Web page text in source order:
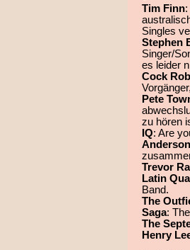
Tim Finn
Singles
Stephen
Singer/
es leider
Cock
Pete
zu hören
IQ: Are
Trevor
Latin
Band.
The
Saga:
The
Henry